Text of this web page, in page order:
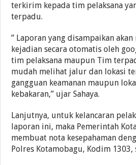
terkirim kepada tim pelaksana
terpadu.
” Laporan yang disampaikan
kejadian secara otomatis oleh
tim pelaksana maupun Tim
mudah melihat jalur dan lokasi
gangguan keamanan maupun
kebakaran,” ujar Sahaya.
Lanjutnya, untuk kelancaran
laporan ini, maka Pemerintah
membuat nota kesepahaman
Polres Kotamobagu, Kodim 1303,